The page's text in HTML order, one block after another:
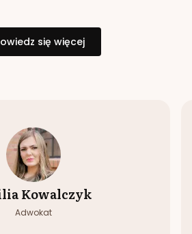
się więcej
Kowalczyk
Adwokat